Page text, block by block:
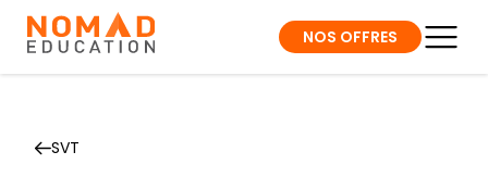
NOS OFFRES
SVT